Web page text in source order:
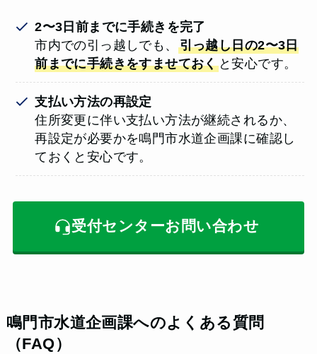
2〜3日前までに手続きを完了
市内での引っ越しでも、 引っ越し日の2〜3日
前までに手続きをすませておくと安心です。
支払い方法の再設定
住所変更に伴い支払い方法が継続されるか、
再設定が必要かを鳴門市水道企画課に確認し
ておくと安心です。
受付センターお問い合わせ
鳴門市水道企画課へのよくある質問
（FAQ）